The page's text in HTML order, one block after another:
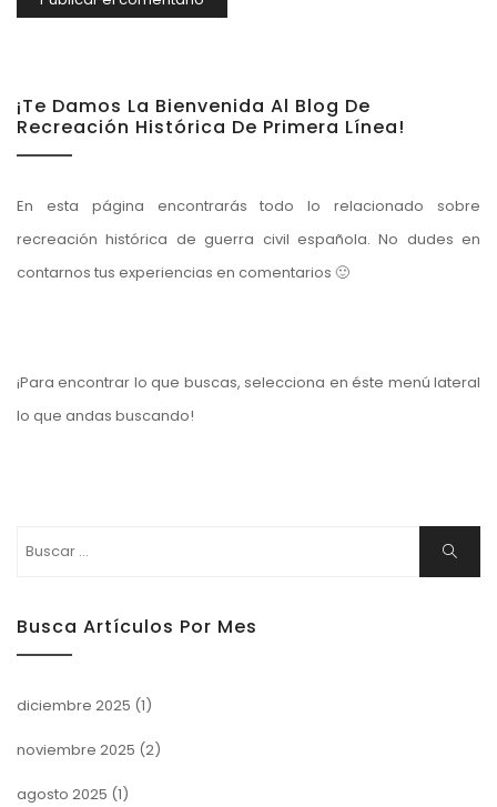
¡Te Damos La Bienvenida Al Blog De
Recreación Histórica De Primera Línea!
En esta página encontrarás todo lo relacionado sobre
recreación histórica de guerra civil española. No dudes en
contarnos tus experiencias en comentarios 🙂
¡Para encontrar lo que buscas, selecciona en éste menú lateral
lo que andas buscando!
Buscar: Buscar
Busca Artículos Por Mes
diciembre 2025 (1)
noviembre 2025 (2)
agosto 2025 (1)